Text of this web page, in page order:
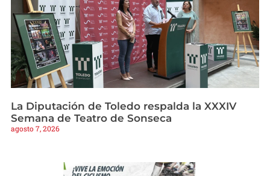
La Diputación de Toledo respalda la XXXIV
Semana de Teatro de Sonseca
agosto 7, 2026